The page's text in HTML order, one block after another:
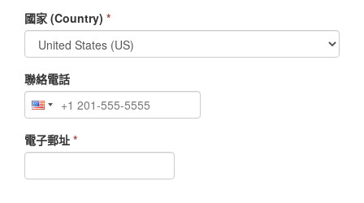
國家 (Country) *
聯絡電話
電子郵址 *